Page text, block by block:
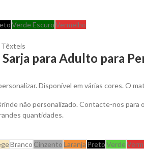
Verde EscuroVermelho
Têxteis
Sarja para Adulto para
Disponível em várias cores. O
não personalizado. Contacte-nos para
quantidades.
Branco CinzentoLaranja PretoVerde